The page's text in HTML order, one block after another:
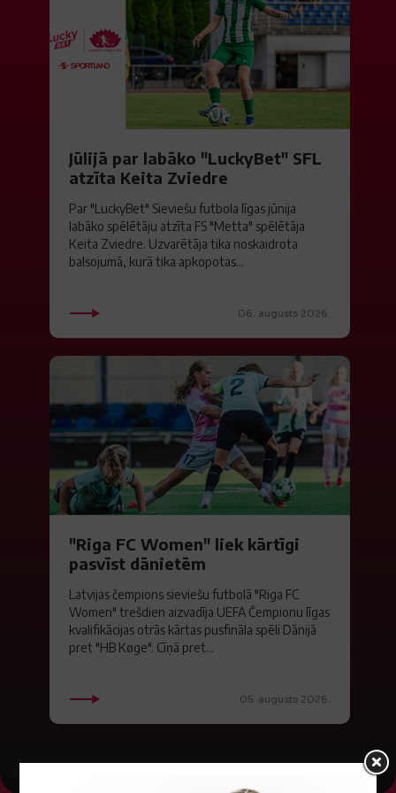
Jūlijā par labāko "LuckyBet" SFL
atzīta Keita Zviedre
Par "LuckyBet" Sieviešu futbola līgas jūnija
labāko spēlētāju atzīta FS "Metta" spēlētāja
Keita Zviedre. Uzvarētāja tika noskaidrota
balsojumā, kurā tika apkopotas...
06. augusts 2026.
"Riga FC Women" liek kārtīgi
pasvīst dānietēm
Latvijas čempions sieviešu futbolā "Riga FC
Women" trešdien aizvadīja UEFA Čempionu līgas
kvalifikācijas otrās kārtas pusfināla spēli Dānijā
pret "HB Køge". Cīņā pret...
05. augusts 2026.